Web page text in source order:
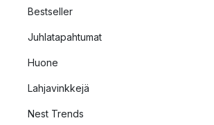
Bestseller
Juhlatapahtumat
Huone
Lahjavinkkejä
Nest Trends